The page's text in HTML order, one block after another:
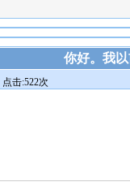
你好。我以
点击:522次